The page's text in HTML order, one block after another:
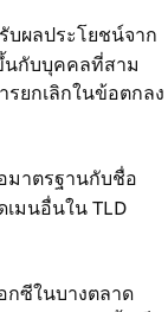
บผลประโยชน์จาก
นกับบุคคลที่สาม
ยกเลิกในข้อตกลง
มาตรฐานกับชื่อ
มนอื่นใน TLD
ซีในบางตลาด